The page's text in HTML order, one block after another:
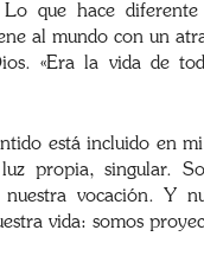
que hace
al mundo con un
«Era la vida de
está incluido en
propia, singular.
vocación. Y
vida: somos